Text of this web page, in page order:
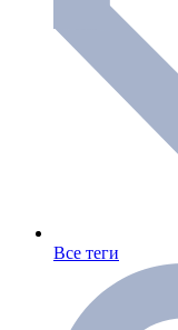
Все теги